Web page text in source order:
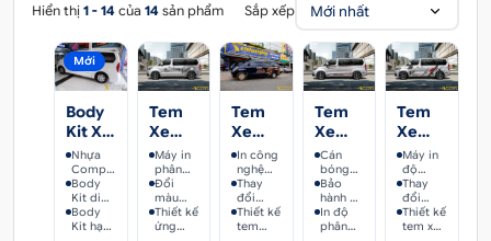
Hiển thị 1 - 14 của 14 sản phẩm Sắp xếp Mới nhất
Mới
Body
Kit Xe
Hyundai
Starex
Nhựa
Composit
chịu
nhiệt,
chống
rạn nứt,
Body
Kit diện
mạo
mới,
Body
Kit hạ
Tem
Xe
Hyundai
Starex
-
HST008
Máy in
phân
giải
cao,
tem sắc
nét
Đổi
màu
sắc, chi
tiết,
Thiết kế
ứng
Tem
Xe
Hyundai
Starex
-
HST007
In công
nghệ
hiện
đại, độ
phân
giải
Thay
đổi
màu
sắc, chi
Thiết kế
tem
Tem
Xe
Hyundai
Starex
-
HST006
Cán
bóng
hoặc
nhám
theo sở
thích cá
Bảo
hành kỹ
thuật 3
năm,
In độ
phân
Tem
Xe
Hyundai
Starex
-
HST005
Máy in
độ
phân
giải
cao,
tem sắc
Thay
đổi
màu,
chi tiết,
Thiết kế
tem xe